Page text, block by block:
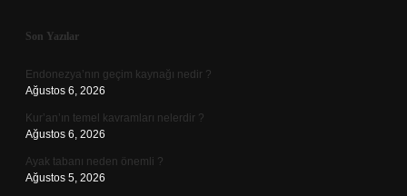
Sidebar
Son Yazılar
Endonezya’nın geçim kaynağı nedir ?
Ağustos 6, 2026
Kur’an’ın temel kavramları nelerdir ?
Ağustos 6, 2026
Ayak tabanı neden önemli ?
Ağustos 5, 2026